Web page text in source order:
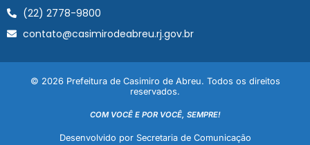
(22) 2778-9800
contato@casimirodeabreu.rj.gov.br
© 2026 Prefeitura de Casimiro de Abreu. Todos os direitos
reservados.
COM VOCÊ E POR VOCÊ, SEMPRE!
Desenvolvido por Secretaria de Comunicação